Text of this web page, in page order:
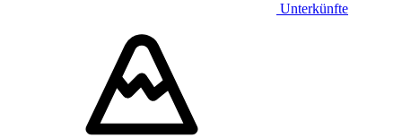
Unterkünfte